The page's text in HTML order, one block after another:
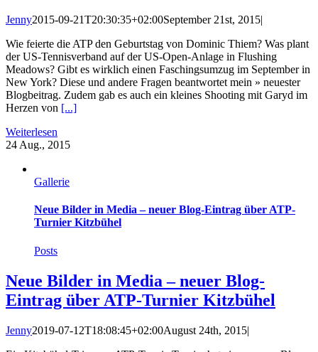
Jenny2015-09-21T20:30:35+02:00September 21st, 2015|
Wie feierte die ATP den Geburtstag von Dominic Thiem? Was plant
der US-Tennisverband auf der US-Open-Anlage in Flushing
Meadows? Gibt es wirklich einen Faschingsumzug im September in
New York? Diese und andere Fragen beantwortet mein » neuester
Blogbeitrag. Zudem gab es auch ein kleines Shooting mit Garyd im
Herzen von [...]
Weiterlesen
24 Aug., 2015
Gallerie
Neue Bilder in Media – neuer Blog-Eintrag über ATP-
Turnier Kitzbühel
Posts
Neue Bilder in Media – neuer Blog-
Eintrag über ATP-Turnier Kitzbühel
Jenny2019-07-12T18:08:45+02:00August 24th, 2015|